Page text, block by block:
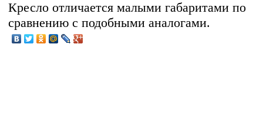
Кресло отличается малыми габаритами по
сравнению с подобными аналогами.